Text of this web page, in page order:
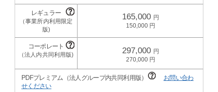
165,000
150,000
297,000
270,000
PDFプレミアム（法人グループ内共同利用版）
お問い合わ
せください